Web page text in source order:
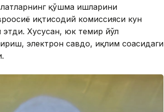
қўшма ишларини
иқтисодий комиссияси кун
этди. Хусусан, юк темир йўл
электрон савдо, иқлим соҳасидаги